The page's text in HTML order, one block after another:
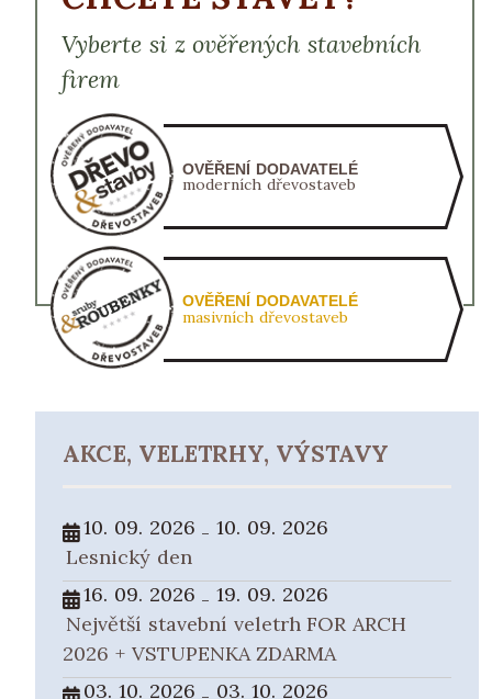
Vyberte si z ověřených stavebních
firem
OVĚŘENÍ DODAVATELÉ
moderních dřevostaveb
OVĚŘENÍ DODAVATELÉ
masivních dřevostaveb
AKCE, VELETRHY, VÝSTAVY
10. 09. 2026 -10. 09. 2026
Lesnický den
16. 09. 2026 -19. 09. 2026
Největší stavební veletrh FOR ARCH
2026 + VSTUPENKA ZDARMA
03. 10. 2026
03. 10. 2026